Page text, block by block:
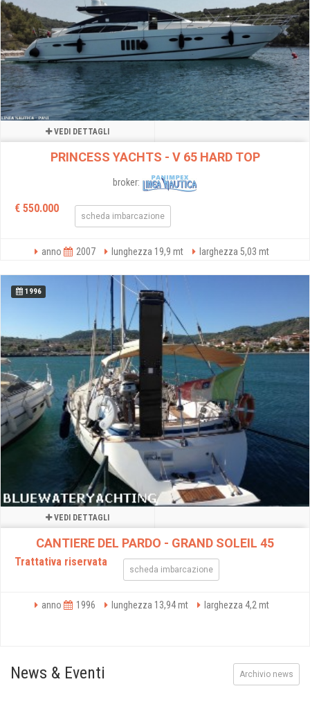
VEDI DETTAGLI
PRINCESS YACHTS - V 65 HARD TOP
broker:
€ 550.000
scheda imbarcazione
anno 2007 lunghezza 19,9 mt larghezza 5,03 mt
1996
VEDI DETTAGLI
CANTIERE DEL PARDO - GRAND SOLEIL 45
Trattativa riservata
scheda imbarcazione
anno 1996 lunghezza 13,94 mt larghezza 4,2 mt
Archivio news
News & Eventi